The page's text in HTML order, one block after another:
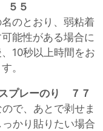
５５
名のとおり、弱粘着
能性がある場合に
10秒以上時間をお
。
プレーのり ７７
で、あとで剥せま
かり貼りたい場合